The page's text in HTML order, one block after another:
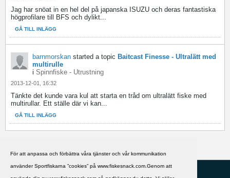
För att anpassa och förbättra våra tjänster och vår kommunikation
använder Sportfiskarna ”cookies” på www.fiskesnack.com.Genom att
Jag har snöat in en hel del på japanska ISUZU och deras fantastiska
högprofilare till BFS och dylikt...
GÅ TILL INLÄGG
barnmorskan started a topic Baitcast Finesse - Ultralätt med
multirulle
i Spinnfiske - Utrustning
2013-12-01, 16:32
Tänkte det kunde vara kul att starta en tråd om ultralätt fiske med
multirullar. Ett ställe där vi kan...
GÅ TILL INLÄGG
HJÄLP